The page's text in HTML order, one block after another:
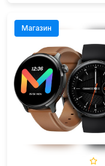
Магазин